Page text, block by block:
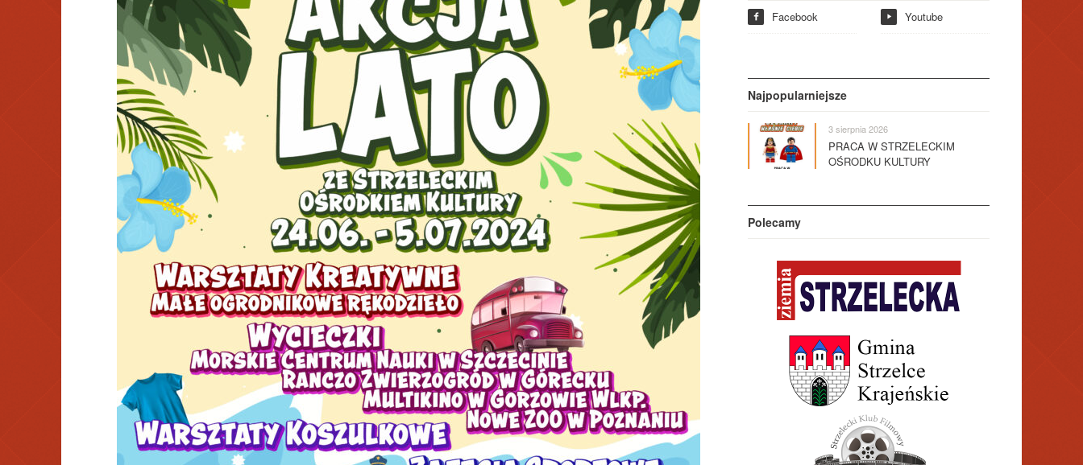
f Facebook y Youtube
Najpopularniejsze
3 sierpnia 2026
PRACA W STRZELECKIM
OŚRODKU KULTURY
Polecamy